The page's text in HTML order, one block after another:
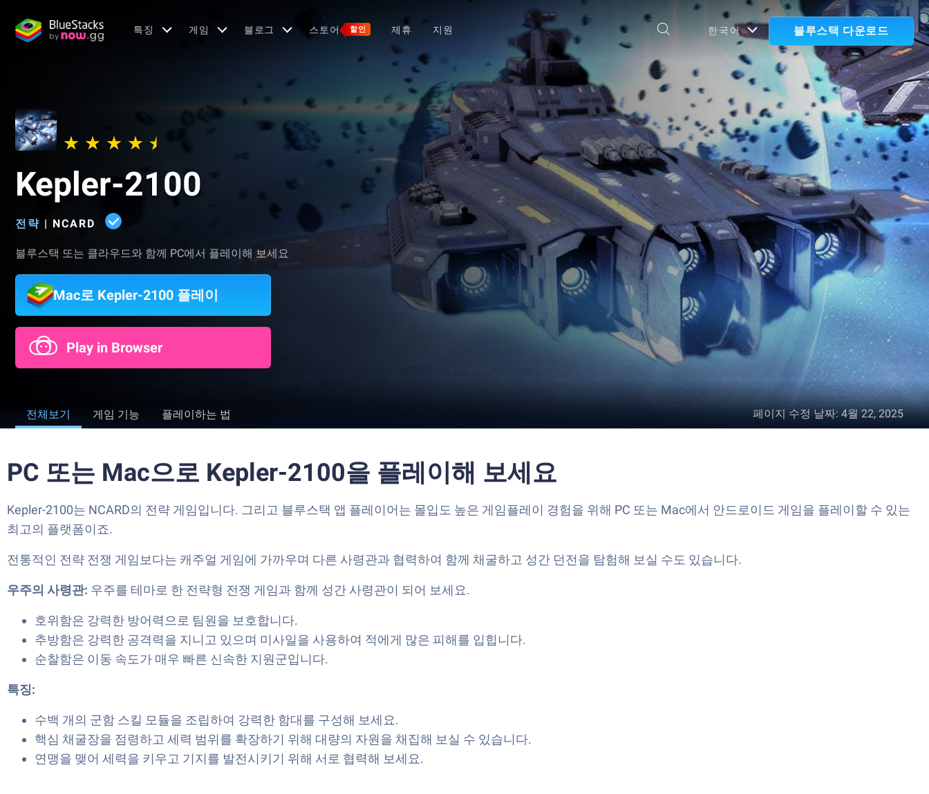
특징 게임 블로그 스토어 할인 제휴 지원 한국어 블루스택 다운로드
Kepler-2100
전략 | NCARD
블루스택 또는 클라우드와 함께 PC에서 플레이해 보세요
Mac로 Kepler-2100 플레이
Play in Browser
전체보기 게임 기능 플레이하는 법 페이지 수정 날짜: 4월 22, 2025
PC 또는 Mac으로 Kepler-2100을 플레이해 보세요
Kepler-2100는 NCARD의 전략 게임입니다. 그리고 블루스택 앱 플레이어는 몰입도 높은 게임플레이 경험을 위해 PC 또는 Mac에서 안드로이드 게임을 플레이할 수 있는
최고의 플랫폼이죠.
전통적인 전략 전쟁 게임보다는 캐주얼 게임에 가까우며 다른 사령관과 협력하여 함께 채굴하고 성간 던전을 탐험해 보실 수도 있습니다.
우주의 사령관: 우주를 테마로 한 전략형 전쟁 게임과 함께 성간 사령관이 되어 보세요.
호위함은 강력한 방어력으로 팀원을 보호합니다.
추방함은 강력한 공격력을 지니고 있으며 미사일을 사용하여 적에게 많은 피해를 입힙니다.
순찰함은 이동 속도가 매우 빠른 신속한 지원군입니다.
특징:
수백 개의 군함 스킬 모듈을 조립하여 강력한 함대를 구성해 보세요.
핵심 채굴장을 점령하고 세력 범위를 확장하기 위해 대량의 자원을 채집해 보실 수 있습니다.
연맹을 맺어 세력을 키우고 기지를 발전시키기 위해 서로 협력해 보세요.